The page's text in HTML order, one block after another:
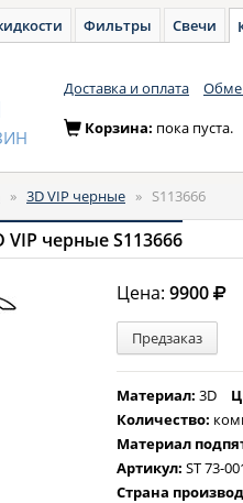
Фильтры Свечи
Доставка и оплата
Корзина: пока пуста.
» 3D VIP черные » S113666
черные S113666
Цена:9900
Предзаказ
Материал:3D
Количество:
Материал
Артикул:ST 73-
Страна